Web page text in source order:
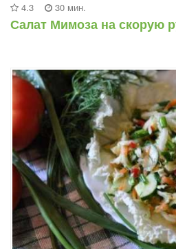
4.3 30 мин.
Салат Мимоза на скорую